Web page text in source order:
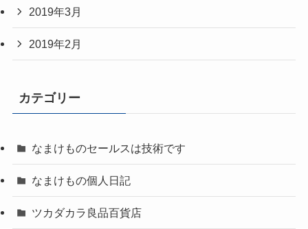
2019年3月
2019年2月
カテゴリー
なまけものセールスは技術です
なまけもの個人日記
ツカダカラ良品百貨店